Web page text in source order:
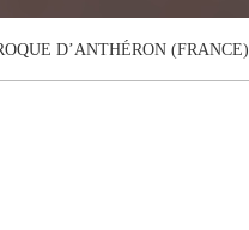
D’ANTHÉRON (FRANCE)